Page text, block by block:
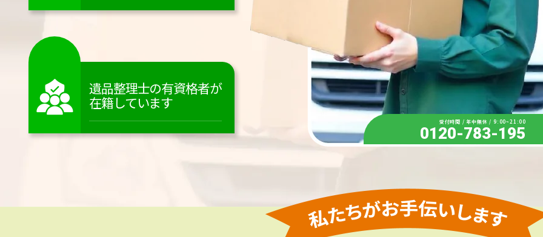
遺品整理士の有資格者が
在籍しています
受付時間 / 年中無休 / 9:00~21:00
0120-783-195